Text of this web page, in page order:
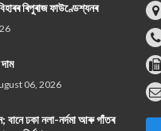
ৰিপুৰাজ ফাউণ্ডেশ্যনৰ
06, 2026
বানে ঢকা নলা-নৰ্দমা আৰু গাঁতৰ